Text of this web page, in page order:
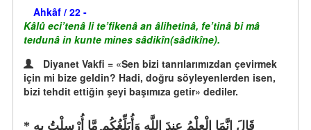
Ahkâf / 22 -
Kâlû eci’tenâ li te’fikenâ an âlihetinâ, fe’tinâ bi mâ
teıdunâ in kunte mines sâdikîn(sâdikîne).
Diyanet Vakfi = «Sen bizi tanrılarımızdan çevirmek
için mi bize geldin? Hadi, doğru söyleyenlerden isen,
bizi tehdit ettiğin şeyi başımıza getir» dediler.